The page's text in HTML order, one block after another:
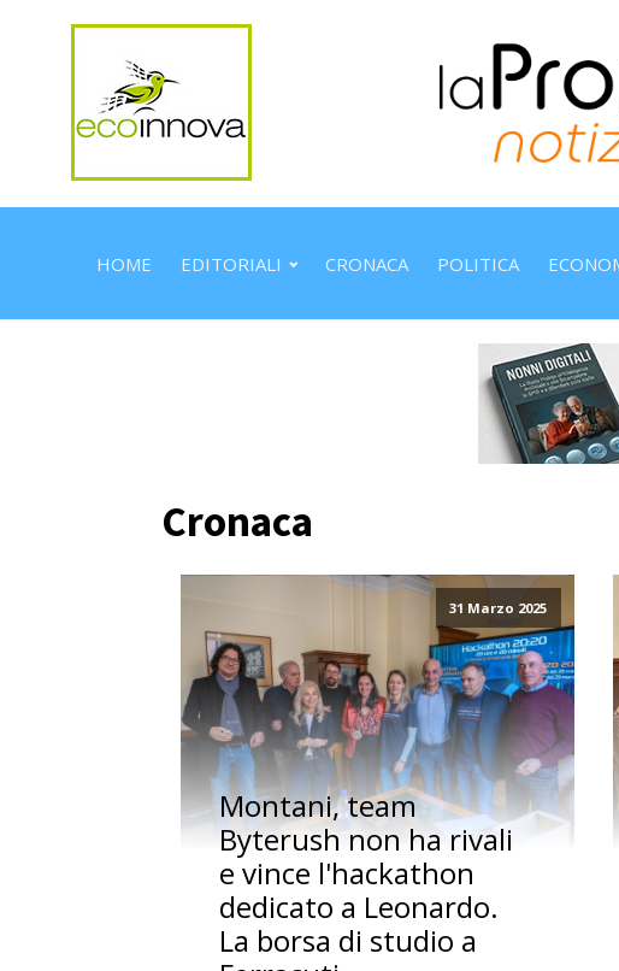
HOME EDITORIALI CRONACA POLITICA
Cronaca
31 Marzo 2025
Montani, team
Byterush non ha rivali
e vince l'hackathon
dedicato a Leonardo.
La borsa di studio a